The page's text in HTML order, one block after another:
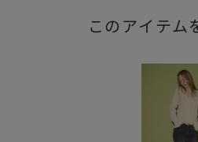
このアイテム